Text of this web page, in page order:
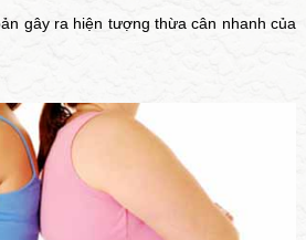
gây ra hiện tượng thừa cân nhanh của